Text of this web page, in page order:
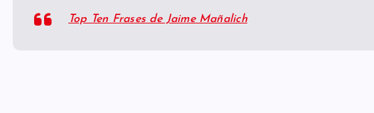
Top Ten Frases de Jaime Mañalich